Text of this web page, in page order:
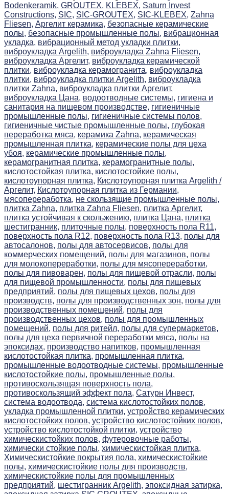
Bodenkeramik, GROUTEX, KLEBEX, Saturn Invest
Constructions, SIC, SIC-GROUTEX, SIC-KLEBEX, Zahna
Fliesen, Аргелит керамика, безопасные керамические
полы, безопасные промышленные полы, вибрационная
укладка, вибрационный метод укладки плитки,
виброукладка Argelith, виброукладка Zahna Fliesen,
виброукладка Аргелит, виброукладка керамической
плитки, виброукладка керамогранита, виброукладка
плитки, виброукладка плитки Argelith, виброукладка
плитки Zahna, виброукладка плитки Аргелит,
виброукладка Цана, водоотводные системы, гигиена и
санитария на пищевом производстве, гигиеничные
промышленные полы, гигиеничные системы полов,
гигиеничные чистые промышленные полы, глубокая
переработка мяса, керамика Zahna, керамическая
промышленная плитка, керамические полы для цеха
убоя, керамические промышленные полы,
керамогранитная плитка, керамогранитные полы,
кислотостойкая плитка, кислотостойкие полы,
кислотоупорная плитка, Кислотоупорная плитка Argelith /
Аргелит, Кислотоупорная плитка из Германии,
мясопереработка, не скользящие промышленные полы,
плитка Zahna, плитка Zahna Fliesen, плитка Аргелит,
плитка устойчивая к скольжению, плитка Цана, плитка
шестигранник, плиточные полы, поверхность пола R11,
поверхность пола R12, поверхность пола R13, полы для
автосалонов, полы для автосервисов, полы для
коммерческих помещений, полы для магазинов, полы
для молокопереработки, полы для мясопереработки,
полы для пивоварен, полы для пищевой отрасли, полы
для пищевой промышленности, полы для пищевых
предприятий, полы для пищевых цехов, полы для
производств, полы для производственных зон, полы для
производственных помещений, полы для
производственных цехов, полы для промышленных
помещений, полы для ритейл, полы для супермаркетов,
полы для цеха первичной переработки мяса, полы на
эпоксидах, производство напитков, промышленная
кислотостойкая плитка, промышленная плитка,
промышленные водоотводные системы, промышленные
кислотостойкие полы, промышленные полы,
противоскользящая поверхность пола,
противоскользящий эффект пола, Сатурн Инвест,
система водоотвода, система кислотостойких полов,
укладка промышленной плитки, устройство керамических
кислотостойких полов, устройство кислотостойких полов,
устройство кислотостойкой плитки, устройство
химическистойких полов, футеровочные работы,
химически стойкие полы, химическистойкая плитка,
Химическистойкие покрытия пола, химическистойкие
полы, химическистойкие полы для производств,
химическистойкие полы для промышленных
предприятий, шестигранник Argelith, эпоксидная затирка,